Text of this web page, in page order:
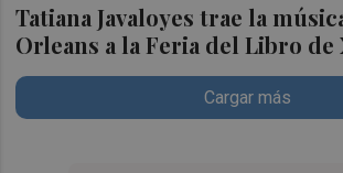
Tatiana Javaloyes trae la
Orleans a la Feria del Libro de
Cargar más